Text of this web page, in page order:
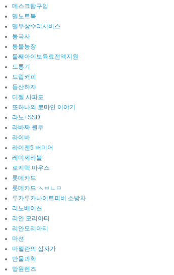
데스크탑구입
델노트북
델무상수리서비스
동국사
동물농장
둘째아이보육료전액지원
드롱기
드립커피
등산하자
디젤 사파도
또하나의 로마인 이야기
라노+SSD
라바짜 원두
라이바
라이젠5 버미어
레미제라블
로지텍 마우스
롯데카드
롯데카드 ㅅㅂㄴㅁ
루카루카나이트피버 소방차
리노베이션
리안 모리아티
리안모리아티
마션
마젤란의 십자가
만물과학
망원렌즈